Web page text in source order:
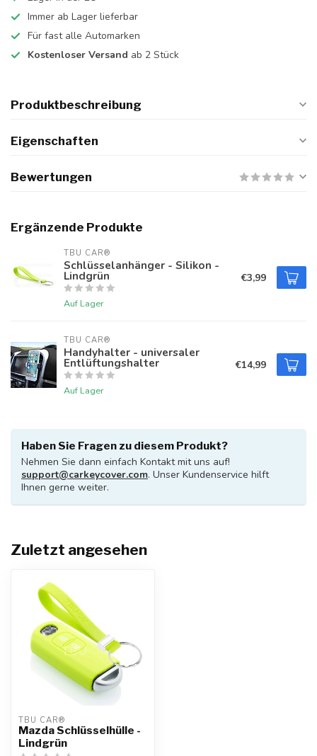
Immer ab Lager lieferbar
Für fast alle Automarken
Kostenloser Versand ab 2 Stück
Produktbeschreibung
Eigenschaften
Bewertungen
Ergänzende Produkte
TBU CAR®
Schlüsselanhänger - Silikon -
Lindgrün
Auf Lager
€3,99
TBU CAR®
Handyhalter - universaler
Entlüftungshalter
Auf Lager
€14,99
Haben Sie Fragen zu diesem Produkt?
Nehmen Sie dann einfach Kontakt mit uns auf!
support@carkeycover.com. Unser Kundenservice hilft
Ihnen gerne weiter.
Zuletzt angesehen
TBU CAR®
Mazda Schlüsselhülle -
Lindgrün